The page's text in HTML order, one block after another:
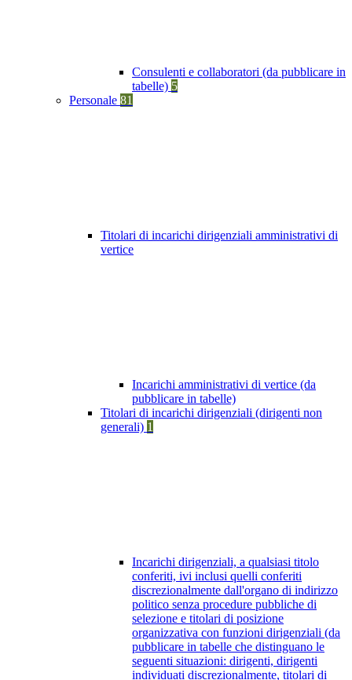
Consulenti e collaboratori (da pubblicare in
tabelle) 5
Personale 81
Titolari di incarichi dirigenziali amministrativi di
vertice
Incarichi amministrativi di vertice (da
pubblicare in tabelle)
Titolari di incarichi dirigenziali (dirigenti non
generali) 1
Incarichi dirigenziali, a qualsiasi titolo
conferiti, ivi inclusi quelli conferiti
discrezionalmente dall'organo di indirizzo
politico senza procedure pubbliche di
selezione e titolari di posizione
organizzativa con funzioni dirigenziali (da
pubblicare in tabelle che distinguano le
seguenti situazioni: dirigenti, dirigenti
individuati discrezionalmente, titolari di